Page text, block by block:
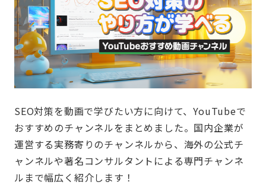
SEO対策を動画で学びたい方に向けて、YouTubeで
おすすめのチャンネルをまとめました。国内企業が
運営する実務寄りのチャンネルから、海外の公式チ
ャンネルや著名コンサルタントによる専門チャンネ
ルまで幅広く紹介します！